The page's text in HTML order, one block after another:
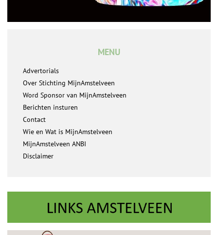
MENU
Advertorials
Over Stichting MijnAmstelveen
Word Sponsor van MijnAmstelveen
Berichten insturen
Contact
Wie en Wat is MijnAmstelveen
MijnAmstelveen ANBI
Disclaimer